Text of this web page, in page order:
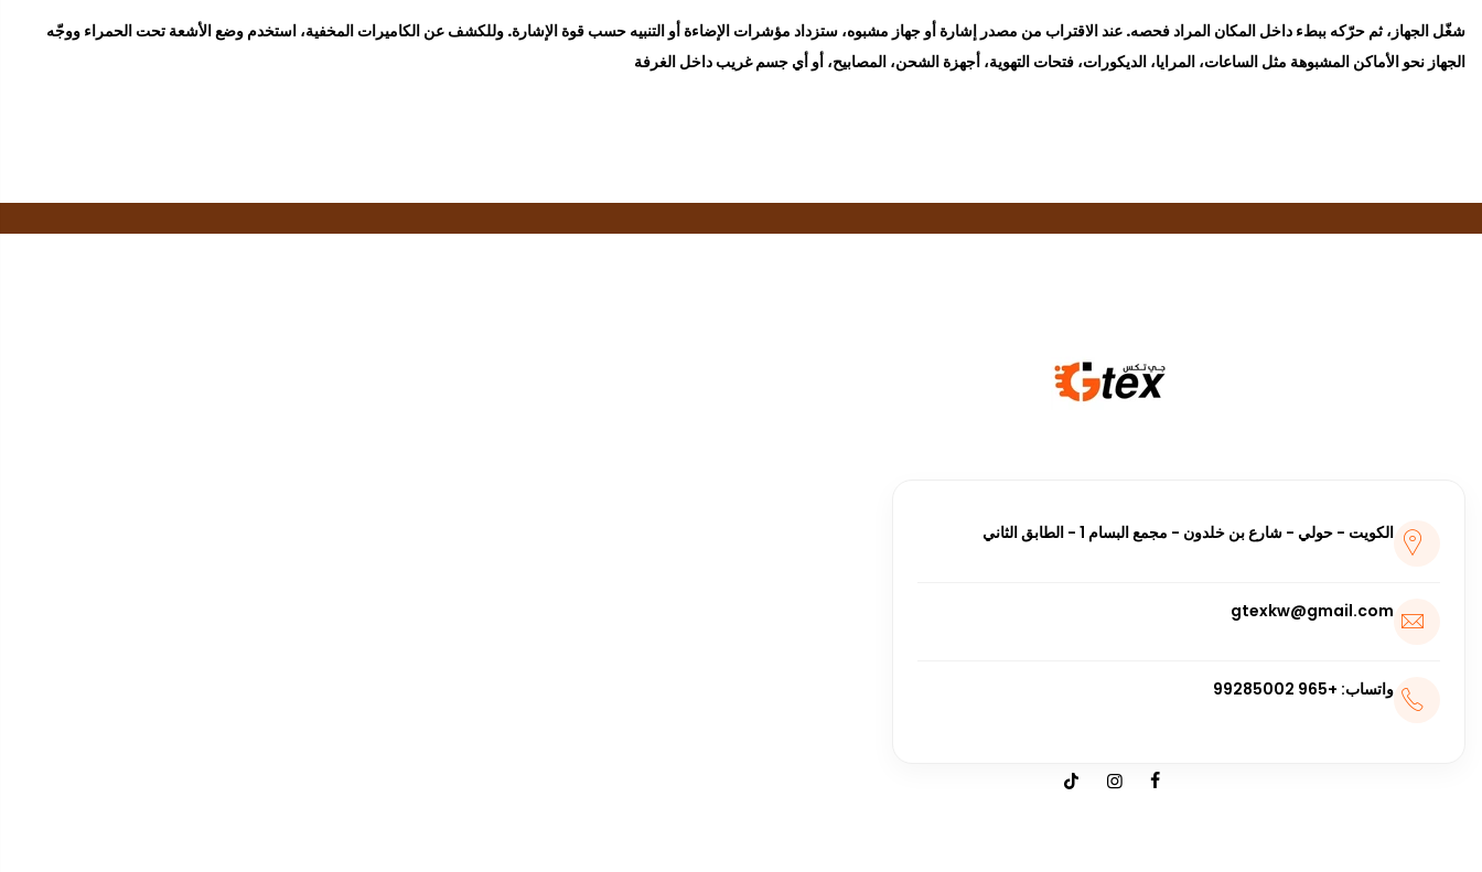
شغّل الجهاز، ثم حرّكه ببطء داخل المكان المراد فحصه. عند الاقتراب من مصدر إشارة أو جهاز مشبوه، ستزداد مؤشرات الإضاءة أو التنبيه حسب قوة الإشارة. وللكشف عن الكاميرات المخفية، استخدم وضع الأشعة تحت الحمراء ووجّه
الجهاز نحو الأماكن المشبوهة مثل الساعات، المرايا، الديكورات، فتحات التهوية، أجهزة الشحن، المصابيح، أو أي جسم غريب داخل الغرفة
الكويت - حولي - شارع بن خلدون - مجمع البسام 1 - الطابق الثاني
gtexkw@gmail.com
واتساب: +965 99285002